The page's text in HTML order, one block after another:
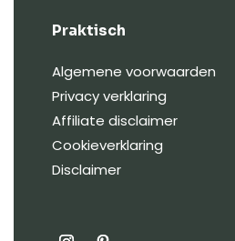
Praktisch
Algemene voorwaarden
Privacy verklaring
Affiliate disclaimer
Cookieverklaring
Disclaimer